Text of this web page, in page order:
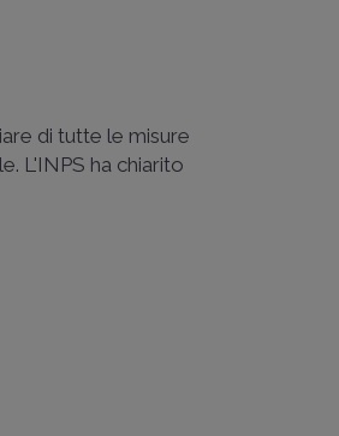
di tutte le misure
L'INPS ha chiarito